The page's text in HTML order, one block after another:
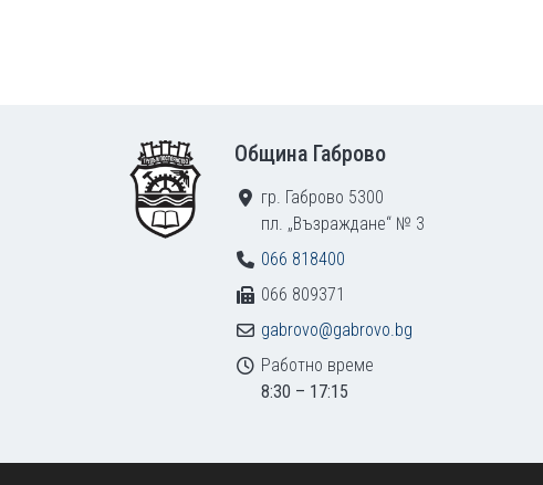
Община Габрово
гр. Габрово 5300
пл. „Възраждане“ № 3
066 818400
066 809371
gabrovo@gabrovo.bg
Работно време
8:30 – 17:15